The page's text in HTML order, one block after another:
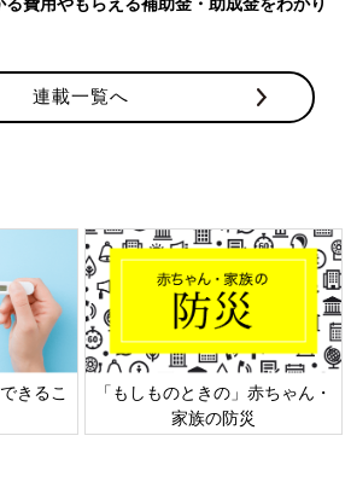
連載一覧へ
日本外来小児科学会リーフレッ
六星占術